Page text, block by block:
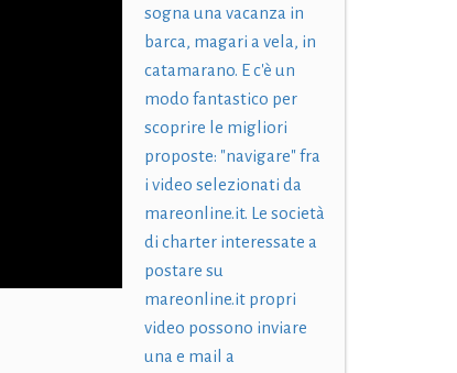
sogna una vacanza in
barca, magari a vela, in
catamarano. E c'è un
modo fantastico per
scoprire le migliori
proposte: "navigare" fra
i video selezionati da
mareonline.it. Le società
di charter interessate a
postare su
mareonline.it propri
video possono inviare
una e mail a